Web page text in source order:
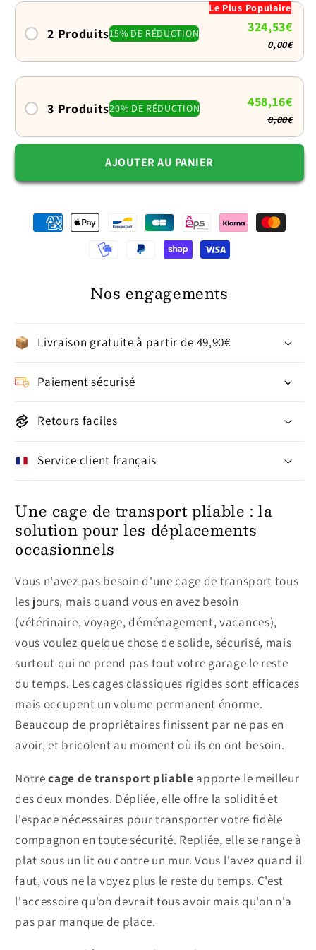
chien
Confort
voyage
chien
Confort
voyage
2 Produits15% DE RÉDUCTION
Le Plus Populaire
324,53€
0,00€
3 Produits20% DE RÉDUCTION 458,16€
0,00€
AJOUTER AU PANIER
Nos engagements
Livraison gratuite à partir de 49,90€
Paiement sécurisé
Retours faciles
Service client français
Une cage de transport pliable : la
solution pour les déplacements
occasionnels
Vous n'avez pas besoin d'une cage de transport tous
les jours, mais quand vous en avez besoin
(vétérinaire, voyage, déménagement, vacances),
vous voulez quelque chose de solide, sécurisé, mais
surtout qui ne prend pas tout votre garage le reste
du temps. Les cages classiques rigides sont efficaces
mais occupent un volume permanent énorme.
Beaucoup de propriétaires finissent par ne pas en
avoir, et bricolent au moment où ils en ont besoin.
Notrecage de transport pliable apporte le meilleur
des deux mondes. Dépliée, elle offre la solidité et
l'espace nécessaires pour transporter votre fidèle
compagnon en toute sécurité. Repliée, elle se range à
plat sous un lit ou contre un mur. Vous l'avez quand il
faut, vous ne la voyez plus le reste du temps. C'est
l'accessoire qu'on devrait tous avoir mais qu'on n'a
pas par manque de place.